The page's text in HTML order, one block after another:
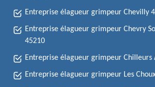
Entreprise élagueur grimpeur Chevilly
Entreprise élagueur grimpeur Chevry
45210
Entreprise élagueur grimpeur Chilleurs
Entreprise élagueur grimpeur Les